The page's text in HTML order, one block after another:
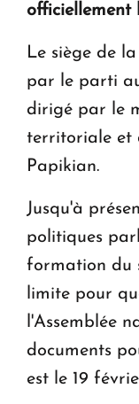
en Arménie
Le premier
officiellement
Le siège de
par le parti
dirigé par le
territoriale et
Papikian.
Jusqu'à
politiques
formation du
limite pour
l'Assemblée
documents
est le 19